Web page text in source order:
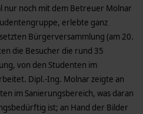
nur noch mit dem Betreuer Molnar
erlebte ganz
Bürgerversammlung (am 20.
die Besucher die rund 35
von den Studenten im
Dipl.-Ing. Molnar zeigte an
im Sanierungsbereich, was daran
ist; an Hand der Bilder